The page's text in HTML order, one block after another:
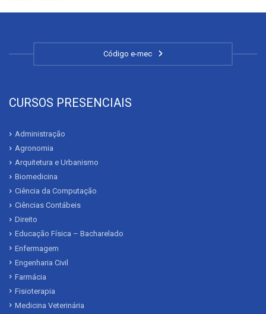
Código e-mec
CURSOS PRESENCIAIS
Administração
Agronomia
Arquitetura e Urbanismo
Biomedicina
Ciência da Computação
Ciências Contábeis
Direito
Educação Física – Bacharelado
Enfermagem
Engenharia Civil
Farmácia
Fisioterapia
Medicina Veterinária